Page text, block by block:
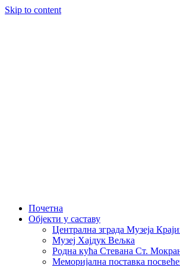
Skip to content
Почетна
Објекти у саставу
Централна зграда Музеја
Музеј Хајдук Вељка
Родна кућа Стевана Ст.
Меморијална поставка